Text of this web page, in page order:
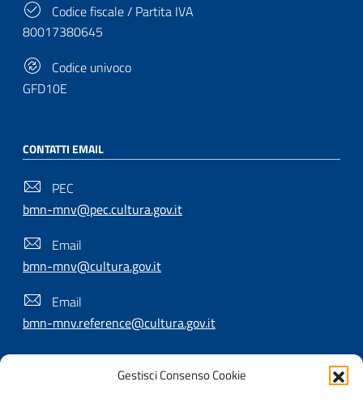
Gestisci Consenso Cookie
Codice fiscale / Partita IVA
80017380645
Codice univoco
GFD10E
CONTATTI EMAIL
PEC
bmn-mnv@pec.cultura.gov.it
Email
bmn-mnv@cultura.gov.it
Email
bmn-mnv.reference@cultura.gov.it